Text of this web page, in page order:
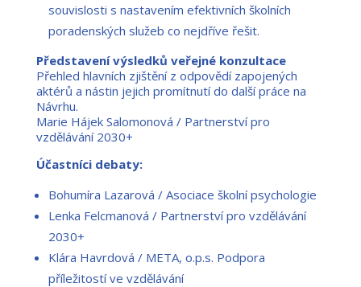
souvislosti s nastavením efektivních školních
poradenských služeb co nejdříve řešit.
Představení výsledků veřejné konzultace
Přehled hlavních zjištění z odpovědí zapojených
aktérů a nástin jejich promítnutí do další práce na
Návrhu.
Marie Hájek Salomonová / Partnerství pro
vzdělávání 2030+
Účastníci debaty:
Bohumíra Lazarová / Asociace školní psychologie
Lenka Felcmanová / Partnerství pro vzdělávání
2030+
Klára Havrdová / META, o.p.s. Podpora
příležitostí ve vzdělávání